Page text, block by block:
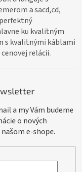
a sacd,cd,
ku kvalitným
s kvalitnými káblami
relácii.
a my Vám budeme
o nových
e-shope.